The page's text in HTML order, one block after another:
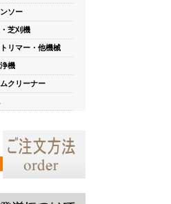
ソー
芝刈機
リマー・他機械
機
クリーナー